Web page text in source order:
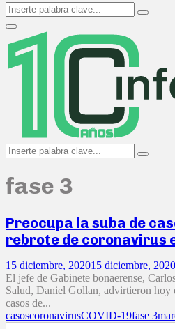
Search
for:
Search
Primary
Menu
Search
for:
Search
fase 3
Preocupa la suba de
rebrote de coronavirus
15 diciembre, 202015 diciembre, 2020
El jefe de Gabinete bonaerense,
Salud, Daniel Gollan, advirtieron hoy
casos de...
casoscoronavirusCOVID-19fase 3